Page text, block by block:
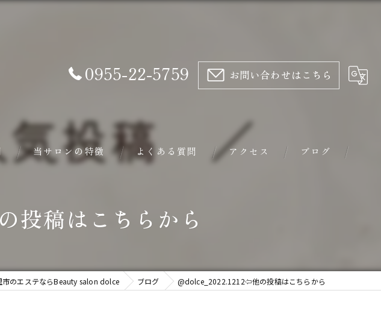
0955-22-5759 お問い合わせはこちら
当サロンの特徴
ヘッドスパ
デコルテ
よくある質問 アクセス ブログ
投稿はこちらから
市のエステならBeauty salon dolce ブログ @dolce_2022.1212⇦他の投稿はこちらから